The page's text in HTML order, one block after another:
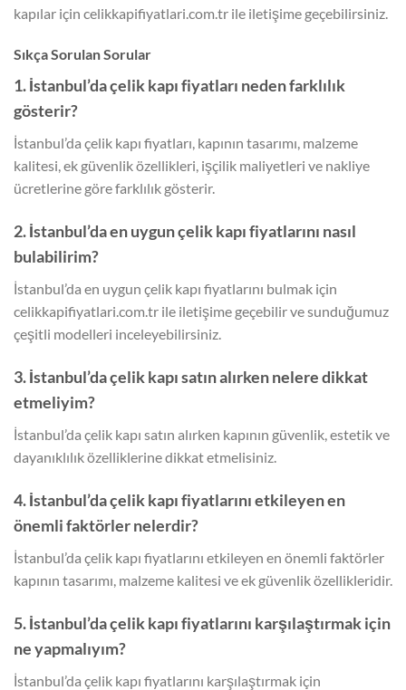
kapılar için celikkapifiyatlari.com.tr ile iletişime geçebilirsiniz.
Sıkça Sorulan Sorular
1. İstanbul’da çelik kapı fiyatları neden farklılık
gösterir?
İstanbul’da çelik kapı fiyatları, kapının tasarımı, malzeme
kalitesi, ek güvenlik özellikleri, işçilik maliyetleri ve nakliye
ücretlerine göre farklılık gösterir.
2. İstanbul’da en uygun çelik kapı fiyatlarını nasıl
bulabilirim?
İstanbul’da en uygun çelik kapı fiyatlarını bulmak için
celikkapifiyatlari.com.tr ile iletişime geçebilir ve sunduğumuz
çeşitli modelleri inceleyebilirsiniz.
3. İstanbul’da çelik kapı satın alırken nelere dikkat
etmeliyim?
İstanbul’da çelik kapı satın alırken kapının güvenlik, estetik ve
dayanıklılık özelliklerine dikkat etmelisiniz.
4. İstanbul’da çelik kapı fiyatlarını etkileyen en
önemli faktörler nelerdir?
İstanbul’da çelik kapı fiyatlarını etkileyen en önemli faktörler
kapının tasarımı, malzeme kalitesi ve ek güvenlik özellikleridir.
5. İstanbul’da çelik kapı fiyatlarını karşılaştırmak için
ne yapmalıyım?
İstanbul’da çelik kapı fiyatlarını karşılaştırmak için